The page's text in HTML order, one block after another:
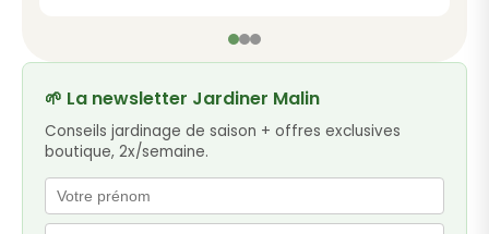
🌱 La newsletter Jardiner Malin
Conseils jardinage de saison + offres exclusives
boutique, 2x/semaine.